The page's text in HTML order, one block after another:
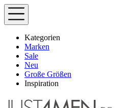
Kategorien
Marken
Sale
Neu
Große Größen
Inspiration